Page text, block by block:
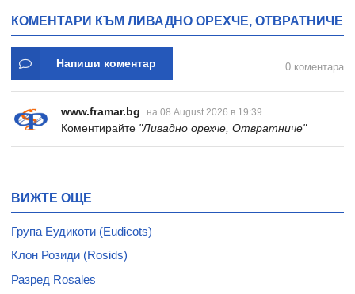
КОМЕНТАРИ КЪМ ЛИВАДНО ОРЕХЧЕ, ОТВРАТНИЧЕ
Напиши коментар 0 коментара
www.framar.bg на 08 August 2026 в 19:39
Коментирайте "Ливадно орехче, Отвратниче"
ВИЖТЕ ОЩЕ
Група Еудикоти (Eudicots)
Клон Розиди (Rosids)
Разред Rosales